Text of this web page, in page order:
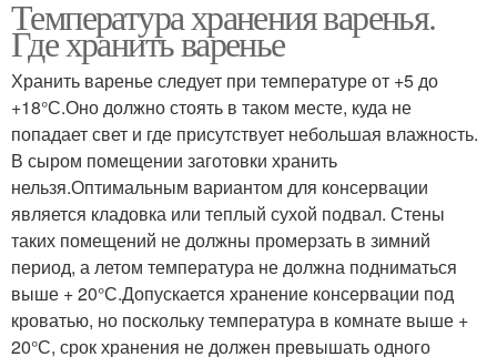
Температура хранения варенья.
Где хранить варенье
Хранить варенье следует при температуре от +5 до
+18°С.Оно должно стоять в таком месте, куда не
попадает свет и где присутствует небольшая влажность.
В сыром помещении заготовки хранить
нельзя.Оптимальным вариантом для консервации
является кладовка или теплый сухой подвал. Стены
таких помещений не должны промерзать в зимний
период, а летом температура не должна подниматься
выше + 20°С.Допускается хранение консервации под
кроватью, но поскольку температура в комнате выше +
20°С, срок хранения не должен превышать одного